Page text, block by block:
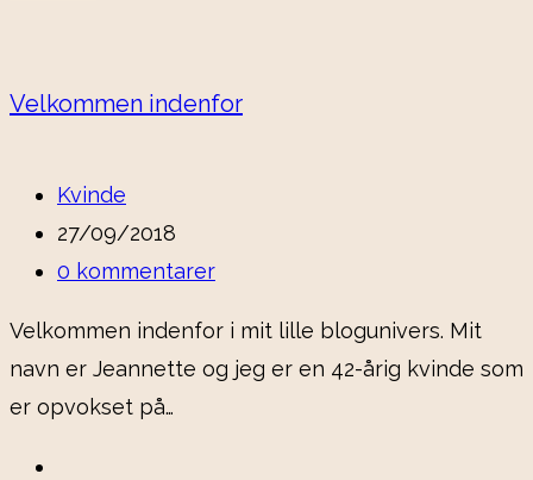
Velkommen indenfor
Kvinde
27/09/2018
0 kommentarer
Velkommen indenfor i mit lille blogunivers. Mit
navn er Jeannette og jeg er en 42-årig kvinde som
er opvokset på…